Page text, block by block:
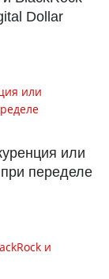
Dollar
или
переделе